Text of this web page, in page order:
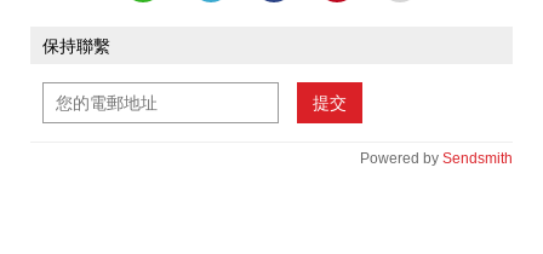
保持聯繫
提交
Powered by Sendsmith